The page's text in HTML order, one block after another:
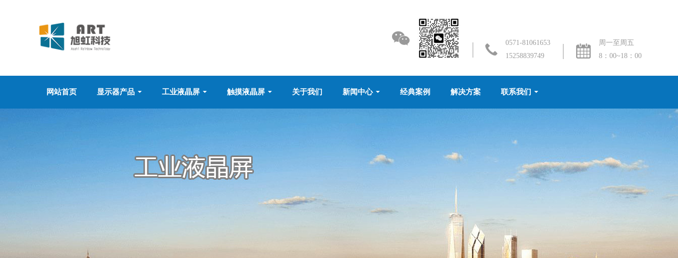
0571-81061653
15258839749
周一至周五
8：00~18：00
网站首页 显示器产品 工业液晶屏 触摸液晶屏 关于我们 新闻中心 经典案例 解决方案 联系我们